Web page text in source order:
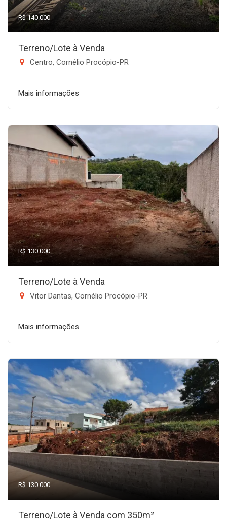
R$ 140.000
Terreno/Lote à Venda
Centro, Cornélio Procópio-PR
Mais informações
R$ 130.000
Terreno/Lote à Venda
Vitor Dantas, Cornélio Procópio-PR
Mais informações
R$ 130.000
Terreno/Lote à Venda com 350m²